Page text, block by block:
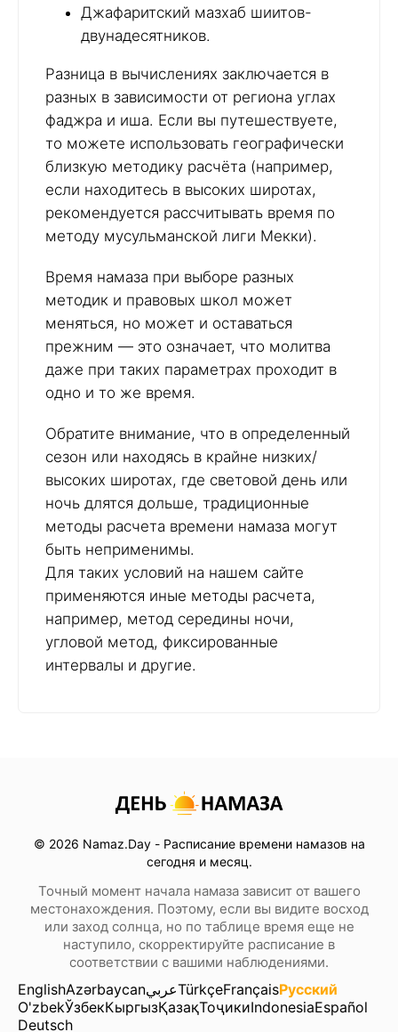
Джафаритский мазхаб шиитов-
двунадесятников.
Разница в вычислениях заключается в
разных в зависимости от региона углах
фаджра и иша. Если вы путешествуете,
то можете использовать географически
близкую методику расчёта (например,
если находитесь в высоких широтах,
рекомендуется рассчитывать время по
методу мусульманской лиги Мекки).
Время намаза при выборе разных
методик и правовых школ может
меняться, но может и оставаться
прежним — это означает, что молитва
даже при таких параметрах проходит в
одно и то же время.
Обратите внимание, что в определенный
сезон или находясь в крайне низких/
высоких широтах, где световой день или
ночь длятся дольше, традиционные
методы расчета времени намаза могут
быть неприменимы.
Для таких условий на нашем сайте
применяются иные методы расчета,
например, метод середины ночи,
угловой метод, фиксированные
интервалы и другие.
© 2026 Namaz.Day - Расписание времени намазов на
сегодня и месяц.
Точный момент начала намаза зависит от вашего
местонахождения. Поэтому, если вы видите восход
или заход солнца, но по таблице время еще не
наступило, скорректируйте расписание в
соответствии с вашими наблюдениями.
EnglishAzərbaycanعربيTürkçeFrançaisРусский
O'zbekЎзбекКыргызҚазақТоҷикиIndonesiaEspañol
Deutsch